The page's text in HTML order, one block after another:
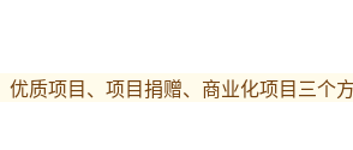
质项目、项目捐赠、商业化项目三个